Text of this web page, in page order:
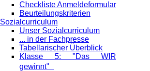
Checkliste Anmeldeformular
Beurteilungskriterien
Sozialcurriculum
Unser Sozialcurriculum
... in der Fachpresse
Tabellarischer Überblick
Klasse 5: "Das WIR
gewinnt"